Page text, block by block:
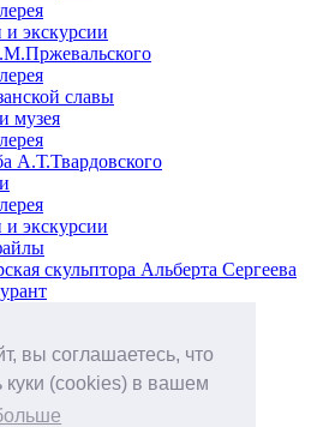
вы соглашаетесь, что
(cookies) в вашем
экскурсии
славы
музея
А.Т.Твардовского
экскурсии
скульптора Альберта Сергеева